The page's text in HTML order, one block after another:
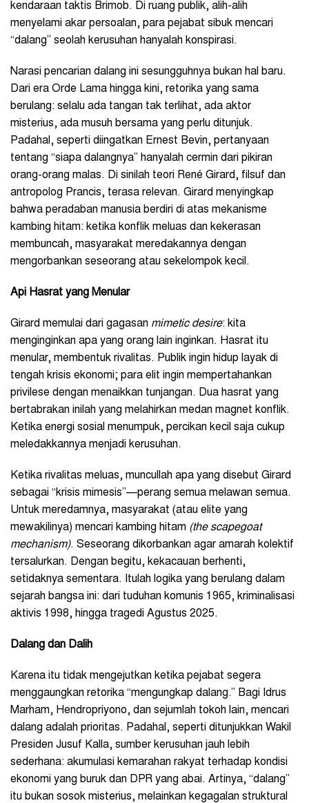
kendaraan taktis Brimob. Di ruang publik, alih-alih
menyelami akar persoalan, para pejabat sibuk mencari
“dalang” seolah kerusuhan hanyalah konspirasi.
Narasi pencarian dalang ini sesungguhnya bukan hal baru.
Dari era Orde Lama hingga kini, retorika yang sama
berulang: selalu ada tangan tak terlihat, ada aktor
misterius, ada musuh bersama yang perlu ditunjuk.
Padahal, seperti diingatkan Ernest Bevin, pertanyaan
tentang “siapa dalangnya” hanyalah cermin dari pikiran
orang-orang malas. Di sinilah teori René Girard, filsuf dan
antropolog Prancis, terasa relevan. Girard menyingkap
bahwa peradaban manusia berdiri di atas mekanisme
kambing hitam: ketika konflik meluas dan kekerasan
membuncah, masyarakat meredakannya dengan
mengorbankan seseorang atau sekelompok kecil.
Api Hasrat yang Menular
Girard memulai dari gagasan mimetic desire: kita
menginginkan apa yang orang lain inginkan. Hasrat itu
menular, membentuk rivalitas. Publik ingin hidup layak di
tengah krisis ekonomi; para elit ingin mempertahankan
privilese dengan menaikkan tunjangan. Dua hasrat yang
bertabrakan inilah yang melahirkan medan magnet konflik.
Ketika energi sosial menumpuk, percikan kecil saja cukup
meledakkannya menjadi kerusuhan.
Ketika rivalitas meluas, muncullah apa yang disebut Girard
sebagai “krisis mimesis”—perang semua melawan semua.
Untuk meredamnya, masyarakat (atau elite yang
mewakilinya) mencari kambing hitam (the scapegoat
mechanism). Seseorang dikorbankan agar amarah kolektif
tersalurkan. Dengan begitu, kekacauan berhenti,
setidaknya sementara. Itulah logika yang berulang dalam
sejarah bangsa ini: dari tuduhan komunis 1965, kriminalisasi
aktivis 1998, hingga tragedi Agustus 2025.
Dalang dan Dalih
Karena itu tidak mengejutkan ketika pejabat segera
menggaungkan retorika “mengungkap dalang.” Bagi Idrus
Marham, Hendropriyono, dan sejumlah tokoh lain, mencari
dalang adalah prioritas. Padahal, seperti ditunjukkan Wakil
Presiden Jusuf Kalla, sumber kerusuhan jauh lebih
sederhana: akumulasi kemarahan rakyat terhadap kondisi
ekonomi yang buruk dan DPR yang abai. Artinya, “dalang”
itu bukan sosok misterius, melainkan kegagalan struktural